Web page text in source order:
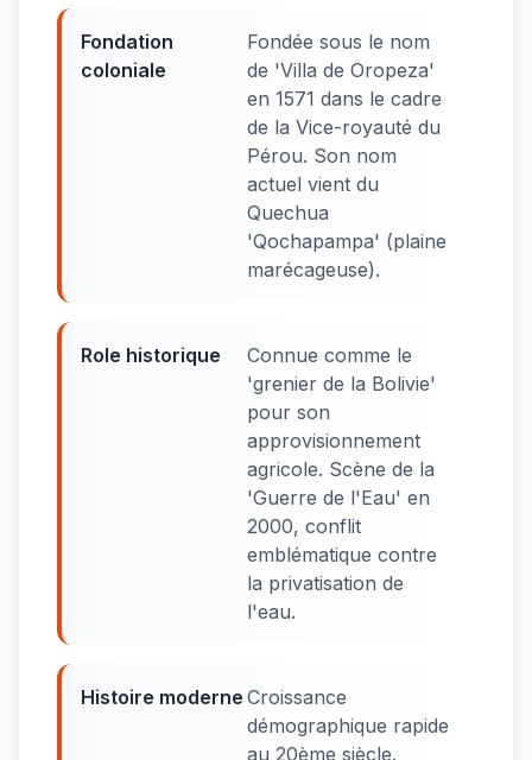
Fondation
coloniale
Fondée sous le nom
de 'Villa de Oropeza'
en 1571 dans le cadre
de la Vice-royauté du
Pérou. Son nom
actuel vient du
Quechua
'Qochapampa' (plaine
marécageuse).
Role historique
Connue comme le
'grenier de la Bolivie'
pour son
approvisionnement
agricole. Scène de la
'Guerre de l'Eau' en
2000, conflit
emblématique contre
la privatisation de
l'eau.
Histoire moderne Croissance
démographique rapide
au 20ème siècle.